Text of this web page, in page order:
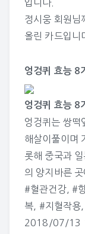
입니다.
정시웅 회원
올린 카드입
엉겅퀴 효능 8
엉겅퀴 효능 8
엉겅퀴는 쌍떡
해살이풀이며
롯해 중국과
의 양지바른
#혈관건강, #
복
#지혈작용
2018/07/13